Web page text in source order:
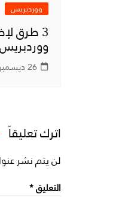
ووردبريس
ووردبريس
26 ديسمبر، 2025
اترك تعليقاً
لن يتم نشر
التعليق*